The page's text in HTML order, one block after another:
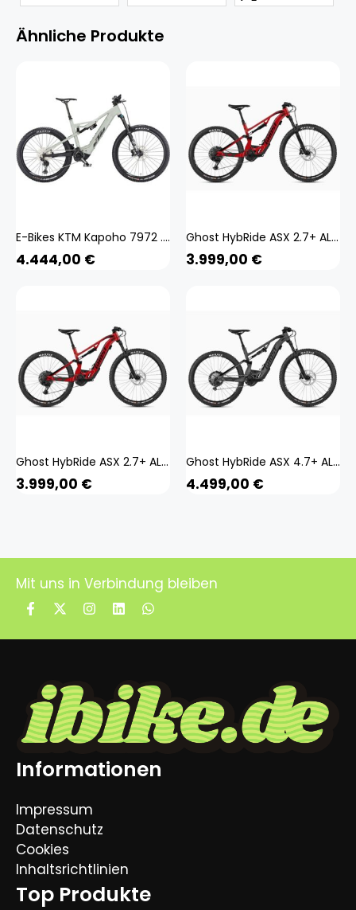
Ähnliche Produkte
E-Bikes KTM Kapoho 7972 . 2024 (Rahmenhöhe auswählen: 48 cm Körpergröße 175 - 184cm (Fully))
4.444,00 €
Ghost HybRide ASX 2.7+ AL U 29/27,5+ Zoll E Mountainbike Fully E-Bike MTB Pedelec Full Suspension 650B
3.999,00 €
Ghost HybRide ASX 2.7+ AL U 29/27,5+ Zoll E Mountainbike Fully E-Bike MTB Pedelec Full Suspension 650B
3.999,00 €
Ghost HybRide ASX 4.7+ AL U 29/27,5+ Zoll E Mountainbike Fully E-Bike MTB Pedelec Full Suspension 650B
4.499,00 €
Mit uns in Verbindung bleiben
Informationen
Impressum
Datenschutz
Cookies
Inhaltsrichtlinien
Top Produkte